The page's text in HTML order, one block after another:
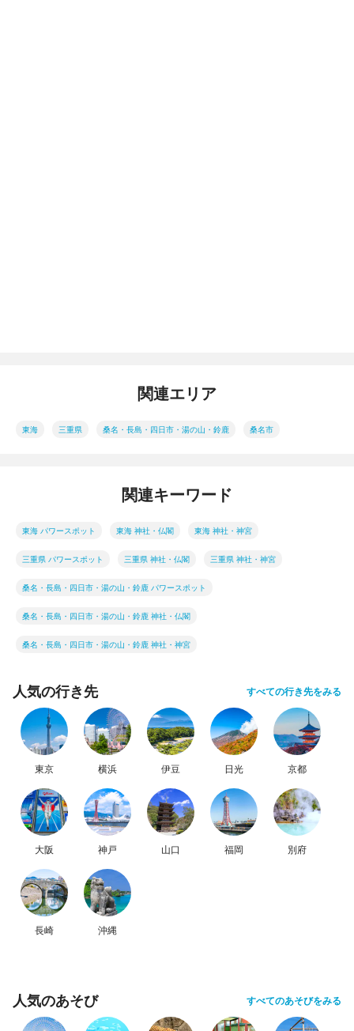
関連エリア
東海 三重県 桑名・長島・四日市・湯の山・鈴鹿 桑名市
関連キーワード
東海 パワースポット 東海 神社・仏閣 東海 神社・神宮
三重県 パワースポット 三重県 神社・仏閣 三重県 神社・神宮
桑名・長島・四日市・湯の山・鈴鹿 パワースポット
桑名・長島・四日市・湯の山・鈴鹿 神社・仏閣
桑名・長島・四日市・湯の山・鈴鹿 神社・神宮
人気の行き先 すべての行き先をみる
東京 横浜 伊豆 日光 京都
大阪 神戸 山口 福岡 別府
長崎 沖縄
人気のあそび すべてのあそびをみる